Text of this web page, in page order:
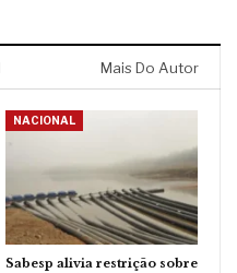
Mais Do Autor
NACIONAL
Sabesp alivia restrição sobre